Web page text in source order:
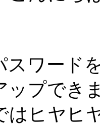
ワード
ップでき
ヒヤヒ